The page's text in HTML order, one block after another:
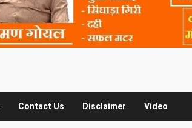
Contact Us Disclaimer Video